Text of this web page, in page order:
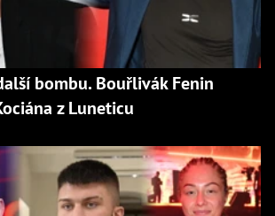
bombu. Bouřlivák Fenin
z Luneticu